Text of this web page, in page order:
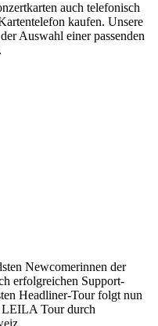
auch telefonisch
kaufen. Unsere
Auswahl einer passenden
Newcomerinnen der
erfolgreichen Support-
Headliner-Tour folgt nun
LEILA Tour durch